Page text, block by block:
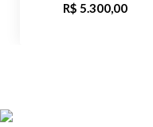
Pedra
R$ 5.300,00